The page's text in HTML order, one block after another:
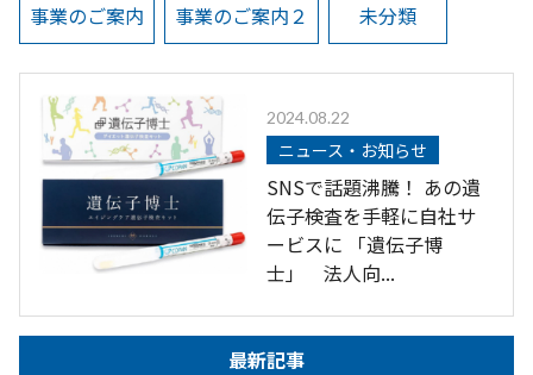
事業のご案内 事業のご案内２ 未分類
2024.08.22
ニュース・お知らせ
SNSで話題沸騰！ あの遺
伝子検査を手軽に自社サ
ービスに 「遺伝子博
士」 法人向...
最新記事